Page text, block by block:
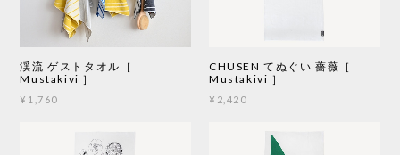
渓流 ゲストタオル［
Mustakivi ］
¥1,760
CHUSEN てぬぐい 薔薇［
Mustakivi ］
¥2,420